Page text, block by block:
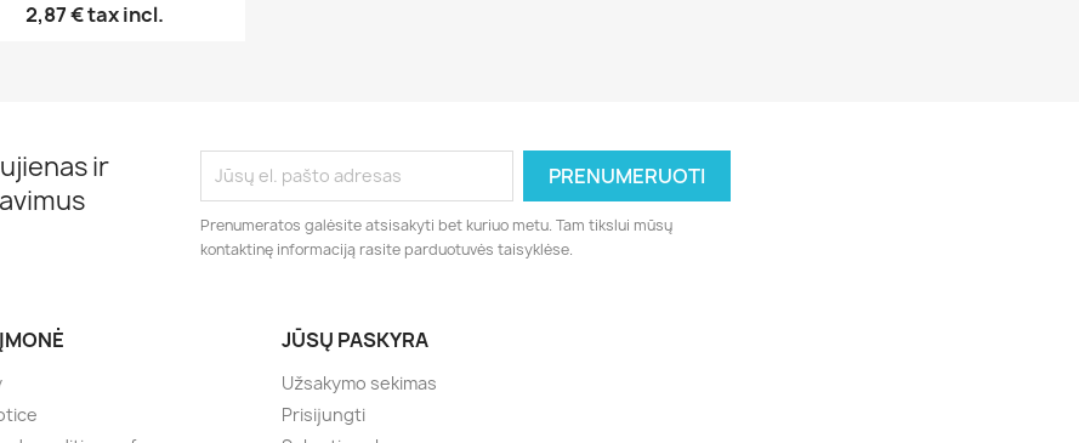
2,87 €tax incl.
ir
Prenumeratos galėsite atsisakyti bet kuriuo metu. Tam tikslui mūsų
kontaktinę informaciją rasite parduotuvės taisyklėse.
JŪSŲ PASKYRA
Užsakymo sekimas
Prisijungti